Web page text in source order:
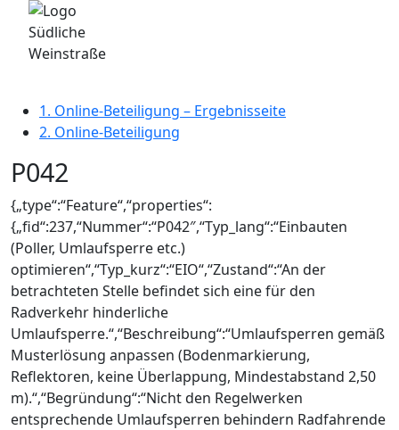
1. Online-Beteiligung – Ergebnisseite
2. Online-Beteiligung
P042
{„type“:“Feature“,“properties“:
{„fid“:237,“Nummer“:“P042″,“Typ_lang“:“Einbauten
(Poller, Umlaufsperre etc.)
optimieren“,“Typ_kurz“:“EIO“,“Zustand“:“An der
betrachteten Stelle befindet sich eine für den
Radverkehr hinderliche
Umlaufsperre.“,“Beschreibung“:“Umlaufsperren gemäß
Musterlösung anpassen (Bodenmarkierung,
Reflektoren, keine Überlappung, Mindestabstand 2,50
m).“,“Begründung“:“Nicht den Regelwerken
entsprechende Umlaufsperren behindern Radfahrende